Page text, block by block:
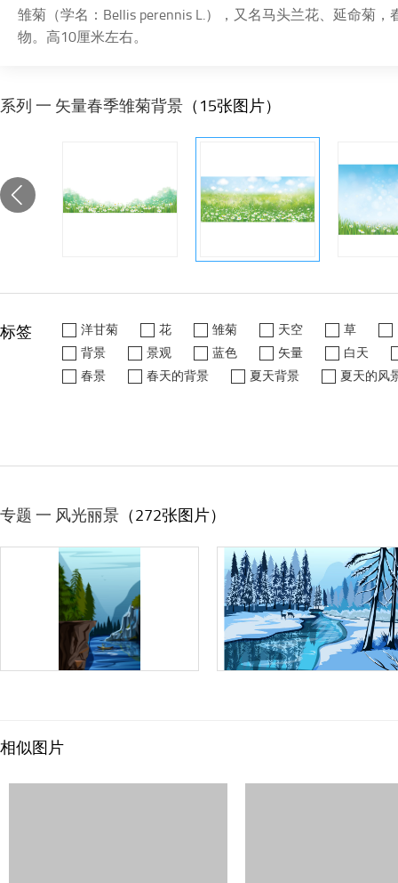
雏菊（学名：Bellis perennis L.），又名马头兰花、延命菊
物。高10厘米左右。
系列 一 矢量春季雏菊背景 （15张图片）
标签 洋甘菊 花 雏菊 天空 草
背景
景观 蓝色 矢量
白天
春景
春天的背景 夏天背景 夏天的风
专题 一 风光丽景 （272张图片）
相似图片